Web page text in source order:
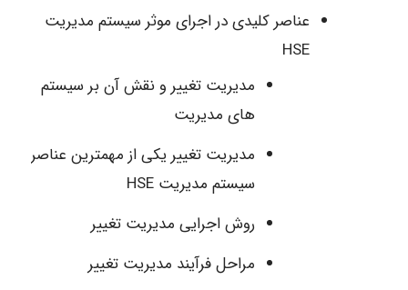
عناصر کلیدی در اجرای موثر سیستم مدیریت
HSE
مدیریت تغییر و نقش آن بر سیستم
های مدیریت
مدیریت تغییر یکی از مهمترین عناصر
سیستم مدیریت HSE
روش اجرایی مدیریت تغییر
مراحل فرآیند مدیریت تغییر